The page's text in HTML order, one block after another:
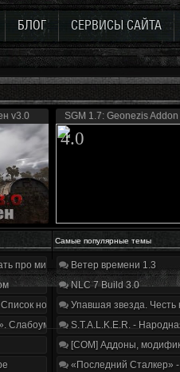
БЛОГ СЕРВИСЫ САЙТА
v3.0 SGM 1.7: Geonezis Addon
4.0
Самые популярные темы
про мир, геймплей и сюжет | Разбор
нововведений
Слабоумие и отвага
Ветер времени 1.3
NLC 7 Build 3.0
Упавшая звезда. Честь
S.T.A.L.K.E.R. -
[COM] Аддоны,
«Последний Сталкер» -